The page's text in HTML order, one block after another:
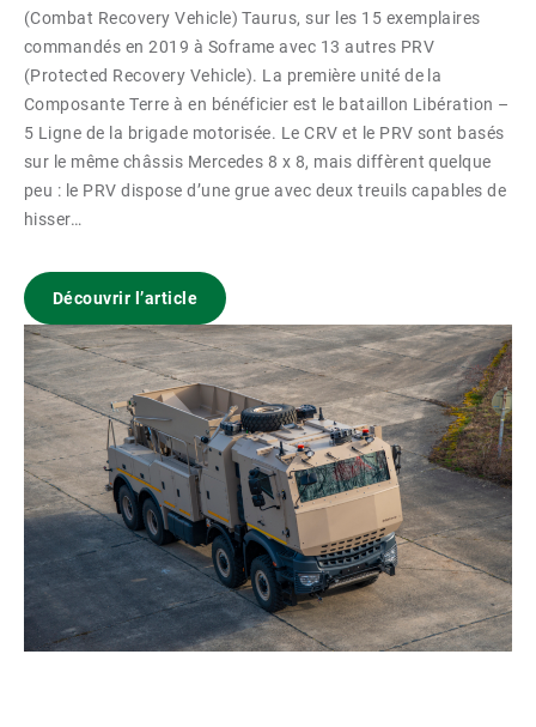
(Combat Recovery Vehicle) Taurus, sur les 15 exemplaires
commandés en 2019 à Soframe avec 13 autres PRV
(Protected Recovery Vehicle). La première unité de la
Composante Terre à en bénéficier est le bataillon Libération –
5 Ligne de la brigade motorisée. Le CRV et le PRV sont basés
sur le même châssis Mercedes 8 x 8, mais diffèrent quelque
peu : le PRV dispose d’une grue avec deux treuils capables de
hisser…
Découvrir l’article